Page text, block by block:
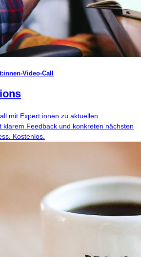
Video-Call
mit Expert:innen zu aktuellen
klarem Feedback und konkreten nächsten
Kostenlos.